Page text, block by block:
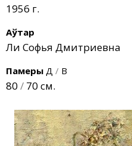
1956 г.
Аўтар
Ли Софья Дмитриевна
Памеры Д / В
80 / 70 см.